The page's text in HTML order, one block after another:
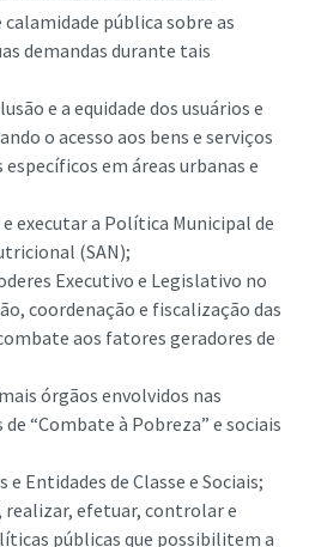
pública sobre as
demandas durante tais
e a equidade dos usuários e
o acesso aos bens e serviços
em áreas urbanas e
executar a Política Municipal de
(SAN);
Executivo e Legislativo no
coordenação e fiscalização das
aos fatores geradores de
órgãos envolvidos nas
“Combate à Pobreza” e sociais
e Entidades de Classe e Sociais;
realizar, efetuar, controlar e
públicas que possibilitem a